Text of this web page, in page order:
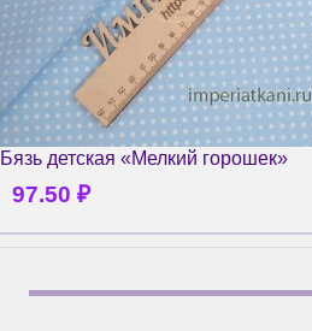
Бязь детская «Мелкий горошек»
97.50 ₽